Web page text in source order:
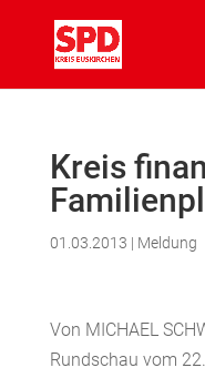
Kreis
01.03.2013 | Meldung
Von MICHAEL
Rundschau vom